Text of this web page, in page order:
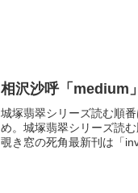
相沢沙呼「medium
城塚翡翠シリーズ読む順
め。城塚翡翠シリーズ読
覗き窓の死角最新刊は「